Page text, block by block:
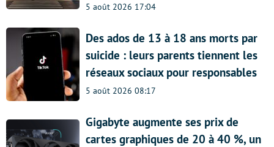
5 août 2026 17:04
Des ados de 13 à 18 ans morts par
suicide : leurs parents tiennent les
réseaux sociaux pour responsables
5 août 2026 08:17
Gigabyte augmente ses prix de
cartes graphiques de 20 à 40 %, un